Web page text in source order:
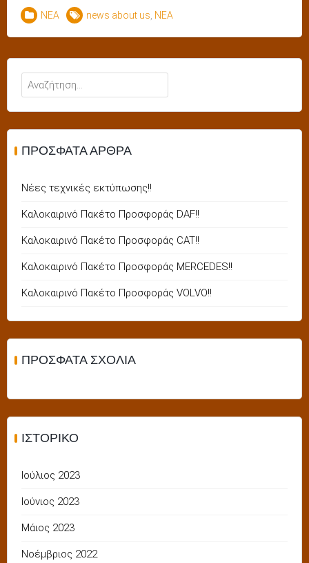
ΝΕΑ news about us, ΝΕΑ
Αναζήτηση
για:
ΠΡΌΣΦΑΤΑ ΆΡΘΡΑ
Νέες τεχνικές εκτύπωσης!!
Καλοκαιρινό Πακέτο Προσφοράς DAF!!
Καλοκαιρινό Πακέτο Προσφοράς CAT!!
Καλοκαιρινό Πακέτο Προσφοράς MERCEDES!!
Καλοκαιρινό Πακέτο Προσφοράς VOLVO!!
ΠΡΌΣΦΑΤΑ ΣΧΌΛΙΑ
ΙΣΤΟΡΙΚΌ
Ιούλιος 2023
Ιούνιος 2023
Μάιος 2023
Νοέμβριος 2022